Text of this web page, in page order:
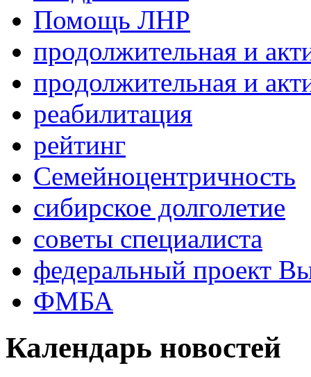
Помощь ЛНР
продолжительная и
продолжительная и
реабилитация
рейтинг
Семейноцентричность
сибирское долголетие
советы специалиста
федеральный проект
ФМБА
Календарь новостей